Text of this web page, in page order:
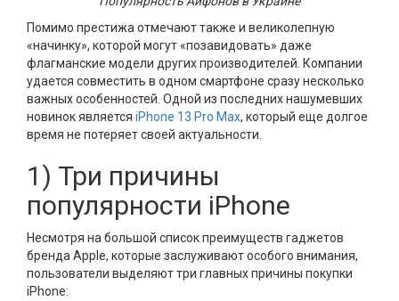
Помимо престижа отмечают также и великолепную
«начинку», которой могут «позавидовать» даже
флагманские модели других производителей. Компании
удается совместить в одном смартфоне сразу несколько
важных особенностей. Одной из последних нашумевших
новинок является iPhone 13 Pro Max, который еще долгое
время не потеряет своей актуальности.
1) Три причины
популярности iPhone
Несмотря на большой список преимуществ гаджетов
бренда Apple, которые заслуживают особого внимания,
пользователи выделяют три главных причины покупки
iPhone: